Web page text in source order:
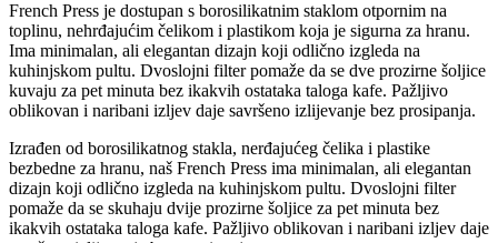
French Press je dostupan s borosilikatnim staklom otpornim na
toplinu, nehrđajućim čelikom i plastikom koja je sigurna za hranu.
Ima minimalan, ali elegantan dizajn koji odlično izgleda na
kuhinjskom pultu. Dvoslojni filter pomaže da se dve prozirne šoljice
kuvaju za pet minuta bez ikakvih ostataka taloga kafe. Pažljivo
oblikovan i naribani izljev daje savršeno izlijevanje bez prosipanja.
Izrađen od borosilikatnog stakla, nerđajućeg čelika i plastike
bezbedne za hranu, naš French Press ima minimalan, ali elegantan
dizajn koji odlično izgleda na kuhinjskom pultu. Dvoslojni filter
pomaže da se skuhaju dvije prozirne šoljice za pet minuta bez
ikakvih ostataka taloga kafe. Pažljivo oblikovan i naribani izljev daje